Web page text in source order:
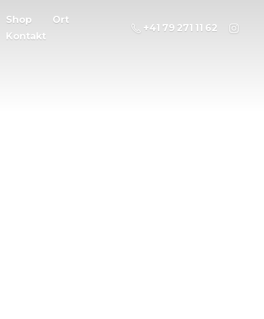
Shop
Ort
Kontakt
‭+41 79 271 11 62